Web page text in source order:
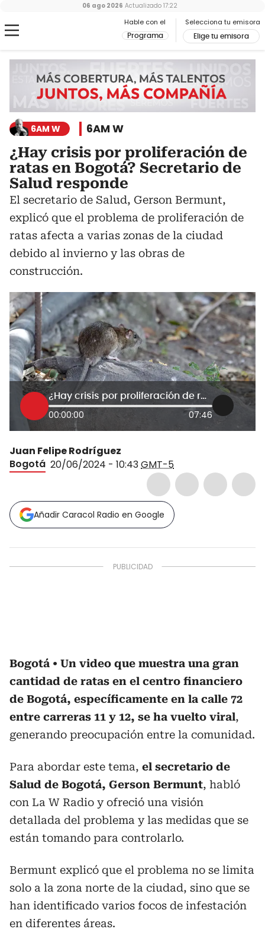
Hable con el
Programa
Selecciona tu emisora
Elige tu emisora
06 ago 2026 Actualizado 17:22
6AM W 6AM W
¿Hay crisis por proliferación de
ratas en Bogotá? Secretario de
Salud responde
El secretario de Salud, Gerson Bermunt,
explicó que el problema de proliferación de
ratas afecta a varias zonas de la ciudad
debido al invierno y las obras de
construcción.
¿Hay crisis por proliferación de ratas en Bogotá? Secretario de Salud responde
00:00:00 07:46
Juan Felipe Rodríguez
Bogotá 20/06/2024 - 10:43GMT-5
Añadir Caracol Radio en Google
Bogotá
Un video que muestra una gran
cantidad de ratas en el centro financiero
de Bogotá, específicamente en la calle 72
entre carreras 11 y 12, se ha vuelto viral,
generando preocupación entre la comunidad.
Para abordar este tema, el secretario de
Salud de Bogotá, Gerson Bermunt, habló
con La W Radio y ofreció una visión
detallada del problema y las medidas que se
están tomando para controlarlo.
Bermunt explicó que el problema no se limita
solo a la zona norte de la ciudad, sino que se
han identificado varios focos de infestación
en diferentes áreas.